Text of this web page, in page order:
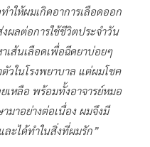
ำให้ผมเกิดอาการเลือดออก
ผลต่อการใช้ชีวิตประจำวัน
ส้นเลือดเพื่อฉีดยาบ่อยๆ
วในโรงพยาบาล แต่ผมโชค
หลือ พร้อมทั้งอาจารย์หมอ
มาอย่างต่อเนื่อง ผมจึงมี
ละได้ทำในสิ่งที่ผมรัก”